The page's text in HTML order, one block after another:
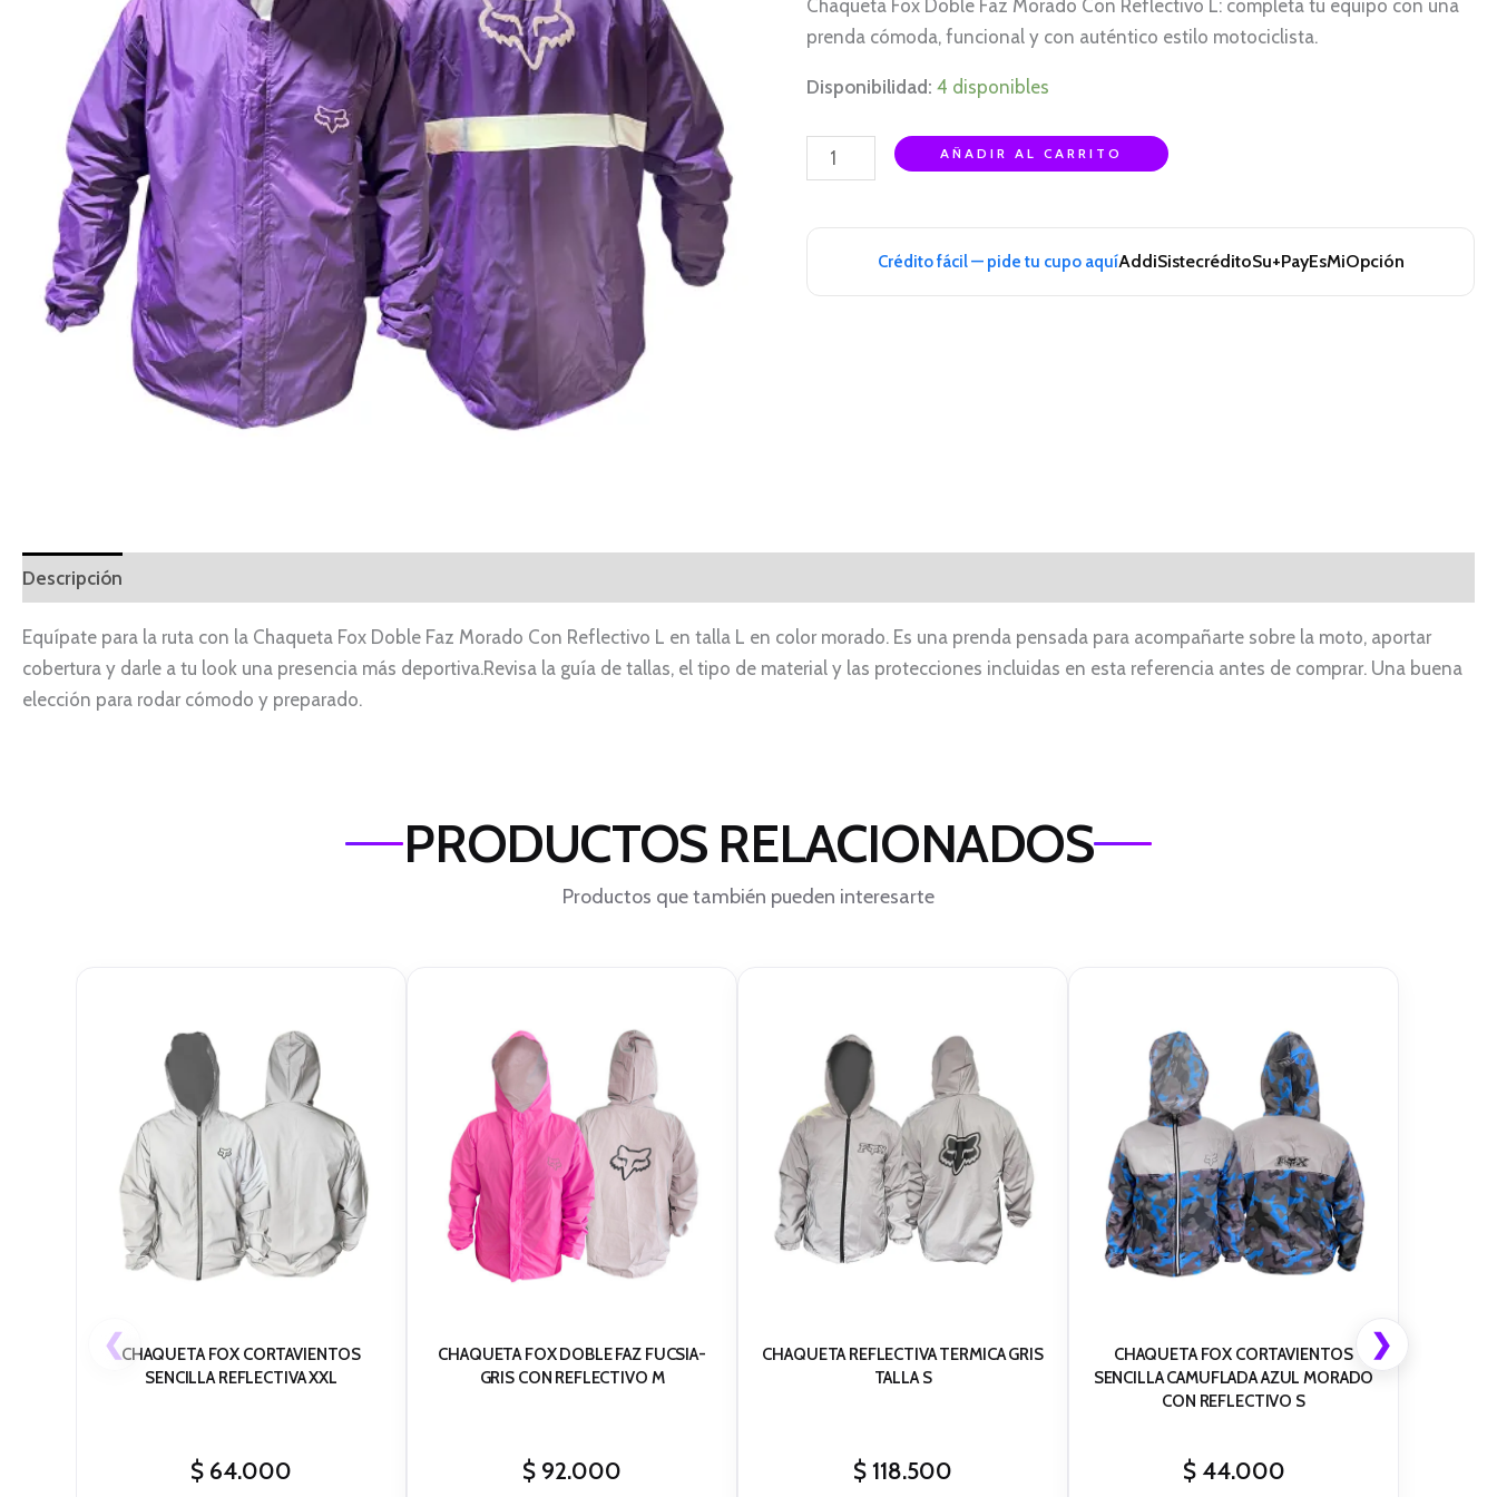
Chaqueta Fox Doble Faz Morado Con Reflectivo L: completa tu equipo con una
prenda cómoda, funcional y con auténtico estilo motociclista.
Disponibilidad: 4 disponibles
cantidad
AÑADIR AL CARRITO
Crédito fácil — pide tu cupo aquíAddiSistecréditoSu+PayEsMiOpción
Descripción
Equípate para la ruta con la Chaqueta Fox Doble Faz Morado Con Reflectivo L en talla L en color morado. Es una prenda pensada para acompañarte sobre la moto, aportar
cobertura y darle a tu look una presencia más deportiva.Revisa la guía de tallas, el tipo de material y las protecciones incluidas en esta referencia antes de comprar. Una buena
elección para rodar cómodo y preparado.
PRODUCTOS RELACIONADOS
Productos que también pueden interesarte
CHAQUETA FOX CORTAVIENTOS
SENCILLA REFLECTIVA XXL
$ 64.000
CHAQUETA FOX DOBLE FAZ FUCSIA-
GRIS CON REFLECTIVO M
$ 92.000
CHAQUETA REFLECTIVA TERMICA GRIS
TALLA S
$ 118.500
CHAQUETA FOX CORTAVIENTOS
SENCILLA CAMUFLADA AZUL MORADO
CON REFLECTIVO S
$44.000
❮ ❯